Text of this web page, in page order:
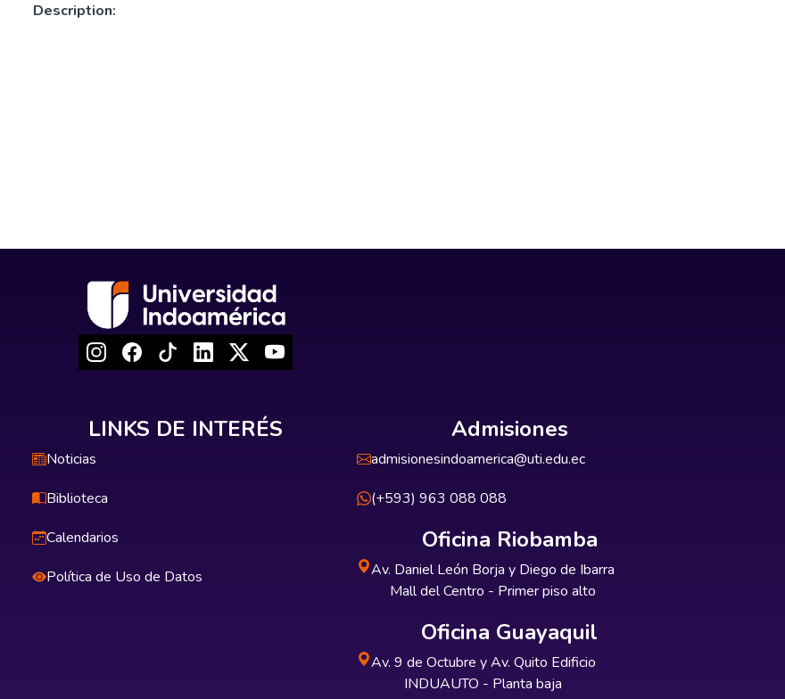
Description:
LINKS DE INTERÉS
Noticias
Biblioteca
Calendarios
Política de Uso de Datos
Admisiones
admisionesindoamerica@uti.edu.ec
(+593) 963 088 088
Oficina Riobamba
Av. Daniel León Borja y Diego de Ibarra
Mall del Centro - Primer piso alto
Oficina Guayaquil
Av. 9 de Octubre y Av. Quito Edificio
INDUAUTO - Planta baja